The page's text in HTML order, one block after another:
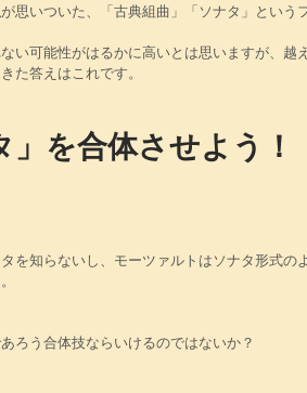
思いついた、「古典組曲」「ソナタ」という
い可能性がはるかに高いとは思いますが、越
た答えはこれです。
」を合体させよう
を知らないし、モーツァルトはソナタ形式の
ろう合体技ならいけるのではないか？